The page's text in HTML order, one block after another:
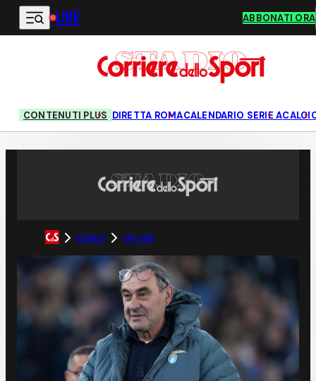
Vai al contenuto principale
LIVE ABBONATI ORA
CONTENUTI PLUS DIRETTA ROMACALENDARIO SERIE A
VIDEO ON AIR